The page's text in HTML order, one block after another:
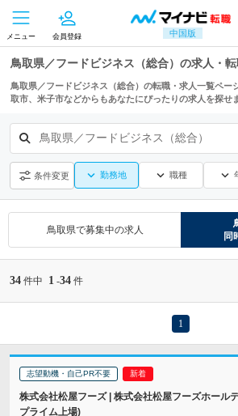
中国版
メニュー 会員登録
鳥取県／フードビジネス（総合）の求人・
鳥取県／フードビジネス（総合）の転職・求人一覧ペー
取市、米子市などからもあなたにぴったりの求人を探せ
鳥取県／フードビジネス（総合）
条件変更 勤務地 職種
鳥取県で募集中の求人
同
34 件中 1 -34 件
1
志望動機・自己PR不要
株式会社松屋フーズ | 株式会社松屋フーズホール
プライム上場)